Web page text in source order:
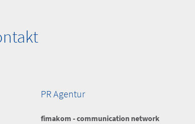
PR Agentur
fimakom - communication network